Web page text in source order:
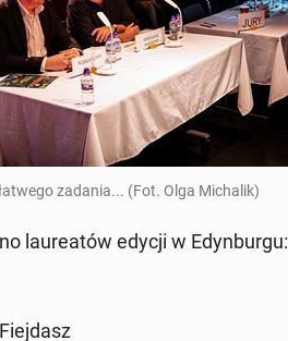
zadania... (Fot. Olga Mi­cha­lik)
lau­re­atów edycji w Edyn­bur­gu: